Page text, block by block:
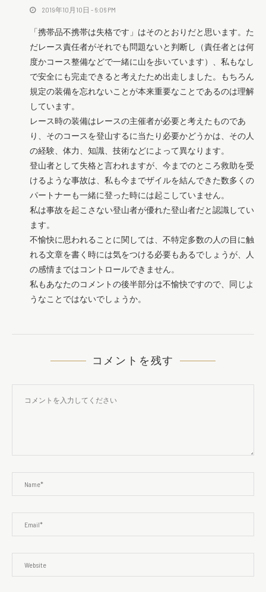
2019年10月10日 - 6:06 PM
「携帯品不携帯は失格です」はそのとおりだと思います。た
だレース責任者がそれでも問題ないと判断し（責任者とは何
度かコース整備などで一緒に山を歩いています）、私もなし
で安全にも完走できると考えたため出走しました。もちろん
規定の装備を忘れないことが本来重要なことであるのは理解
しています。
レース時の装備はレースの主催者が必要と考えたものであ
り、そのコースを登山するに当たり必要かどうかは、その人
の経験、体力、知識、技術などによって異なります。
登山者として失格と言われますが、今までのところ救助を受
けるような事故は、私も今までザイルを結んできた数多くの
パートナーも一緒に登った時には起こしていません。
私は事故を起こさない登山者が優れた登山者だと認識してい
ます。
不愉快に思われることに関しては、不特定多数の人の目に触
れる文章を書く時には気をつける必要もあるでしょうが、人
の感情まではコントロールできません。
私もあなたのコメントの後半部分は不愉快ですので、同じよ
うなことではないでしょうか。
コメントを残す